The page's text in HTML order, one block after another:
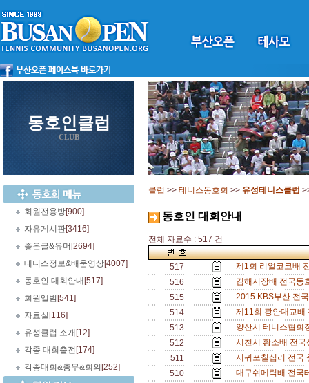
동호인클럽
CLUB
회원전용방[900]
자유게시판[3416]
좋은글&유머 [2694]
테니스정보&배움영상[4007]
동호인 대회안내 [517]
회원앨범 [541]
자료실 [116]
유성클럽 소개 [12]
각종 대회출전 [174]
각종대회&총무&회의 [252]
클럽 >> 테니스동호회 >> 유성테니스클럽
동호인 대회안내
전체 자료수 : 517 건
517
제1회 리얼코코배
516
김해시장배 전국
515
2015 KBS부산 전
514
제11회 광안대교
513
양산시 테니스협
512
서천시 황소배 전
511
서귀포칠십리 전국
510
대구쉬메릭배 전